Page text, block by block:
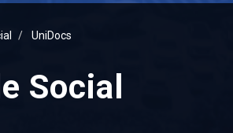
UniDocs
Social